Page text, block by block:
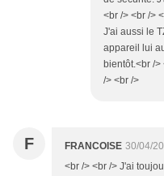
<br /> <br />
J'ai aussi le
appareil lui
bientôt.<br />
/> <br />
F FRANCOISE 30/04/
<br /> <br /> J'ai